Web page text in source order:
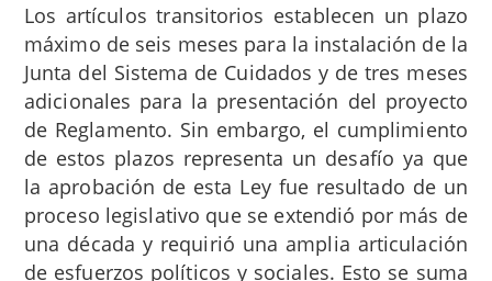
Los artículos transitorios establecen un plazo
máximo de seis meses para la instalación de la
Junta del Sistema de Cuidados y de tres meses
adicionales para la presentación del proyecto
de Reglamento. Sin embargo, el cumplimiento
de estos plazos representa un desafío ya que
la aprobación de esta Ley fue resultado de un
proceso legislativo que se extendió por más de
una década y requirió una amplia articulación
de esfuerzos políticos y sociales. Esto se suma